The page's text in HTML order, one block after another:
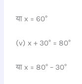
या x = 60°
(v) x + 30° = 80°
या x = 80° – 30°